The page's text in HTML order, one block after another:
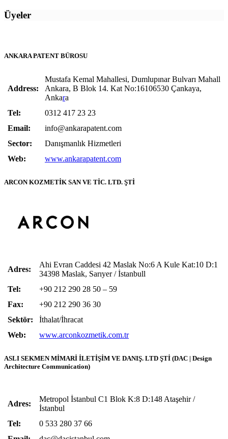
Üyeler
ANKARA PATENT BÜROSU
Address:
Mustafa Kemal Mahallesi, Dumlupınar Bulvarı Mahall
Ankara, B Blok 14. Kat No:16106530 Çankaya,
Ankara
Tel:
0312 417 23 23
Email:
info@ankarapatent.com
Sector:
Danışmanlık Hizmetleri
Web:
www.ankarapatent.com
ARCON KOZMETİK SAN VE TİC. LTD. ŞTİ
Adres:
Ahi Evran Caddesi 42 Maslak No:6 A Kule Kat:10 D:1
34398 Maslak, Sarıyer / İstanbull
Tel:
+90 212 290 28 50 – 59
Fax:
+90 212 290 36 30
Sektör:
İthalat/İhracat
Web:
www.arconkozmetik.com.tr
ASLI SEKMEN MİMARİ İLETİŞİM VE DANIŞ. LTD ŞTİ (DAC | Design
Architecture Communication)
Adres:
Metropol İstanbul C1 Blok K:8 D:148 Ataşehir /
İstanbul
Tel:
0 533 280 37 66